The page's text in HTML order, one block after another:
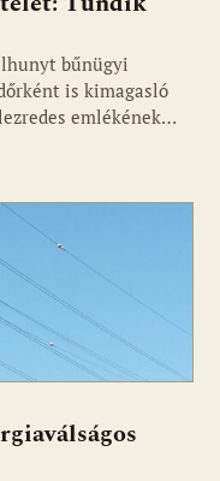
bűnügyi
is kimagasló
emlékének…